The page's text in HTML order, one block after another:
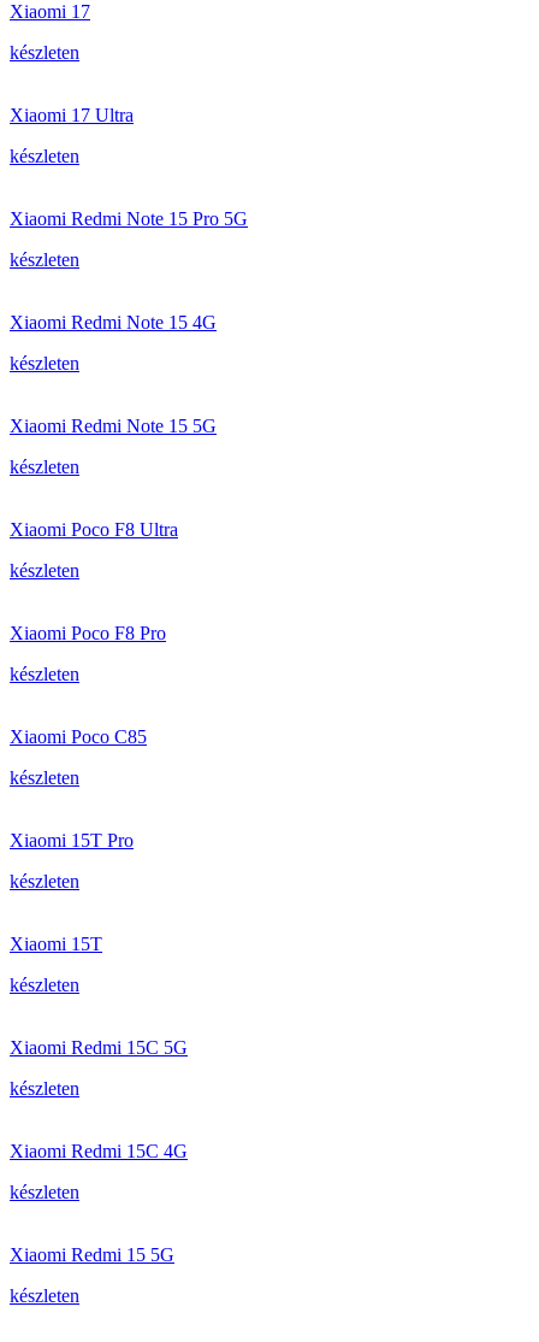
Xiaomi 17
készleten
Xiaomi 17 Ultra
készleten
Xiaomi Redmi Note 15 Pro 5G
készleten
Xiaomi Redmi Note 15 4G
készleten
Xiaomi Redmi Note 15 5G
készleten
Xiaomi Poco F8 Ultra
készleten
Xiaomi Poco F8 Pro
készleten
Xiaomi Poco C85
készleten
Xiaomi 15T Pro
készleten
Xiaomi 15T
készleten
Xiaomi Redmi 15C 5G
készleten
Xiaomi Redmi 15C 4G
készleten
Xiaomi Redmi 15 5G
készleten